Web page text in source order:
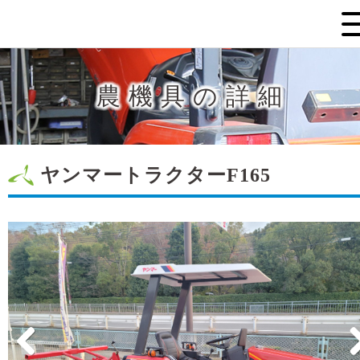
農機具の詳細
ヤンマートラクターF165